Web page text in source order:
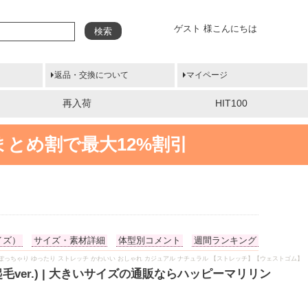
ゲスト 様こんにちは
検索
返品・交換について マイページ
再入荷 HIT100
め割で最大12%割引
） サイズ・素材詳細 体型別コメント 週間ランキング
ちゃり ゆったり ストレッチ かわいい おしゃれ カジュアル ナチュラル 【ストレッチ】【ウェストゴム】
ver.) | 大きいサイズの通販ならハッピーマリリン